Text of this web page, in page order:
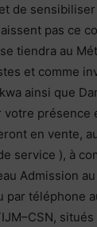
de
pas ce
tiendra au
et comme
ainsi que
votre présence
en vente,
service ), à
Admission au
par téléphone